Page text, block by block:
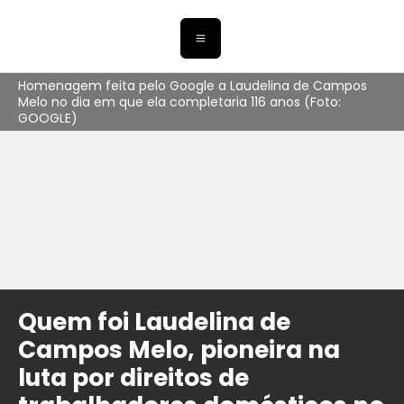
Homenagem feita pelo Google a Laudelina de Campos
Melo no dia em que ela completaria 116 anos (Foto:
GOOGLE)
Quem foi Laudelina de
Campos Melo, pioneira na
luta por direitos de